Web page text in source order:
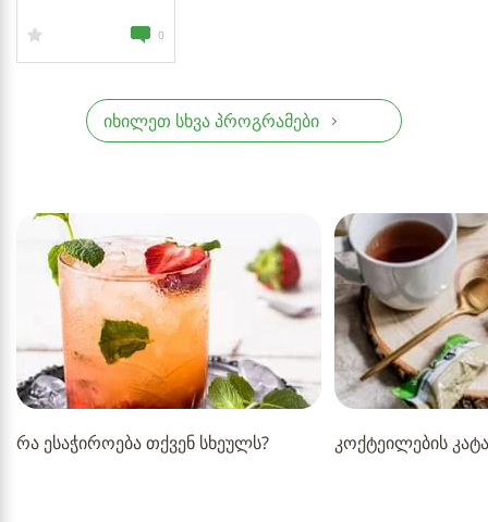
იხილეთ სხვა პროგრამები
0
რა ესაჭიროება თქვენ სხეულს? კოქტეილების